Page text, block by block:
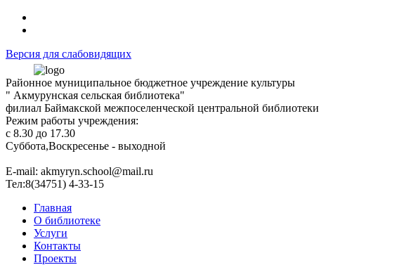
Версия для слабовидящих
Районное муниципальное бюджетное учреждение культуры
" Акмурунская сельская библиотека"
филиал Баймакской межпоселенческой центральной библиотеки
Режим работы учреждения:
с 8.30 до 17.30
Суббота,Воскресенье - выходной
Е-mail: akmyryn.school@mail.ru
Тел:8(34751) 4-33-15
Главная
О библиотеке
Услуги
Контакты
Проекты